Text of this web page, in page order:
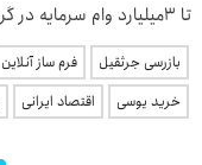
تا 3میلیارد وام سرمایه در گردش فروشندگان => فروشگاهت رو ثبت کن
بازرسی جرثقیل فرم ساز آنلاین
خرید یوسی
اقتصاد ایرانی